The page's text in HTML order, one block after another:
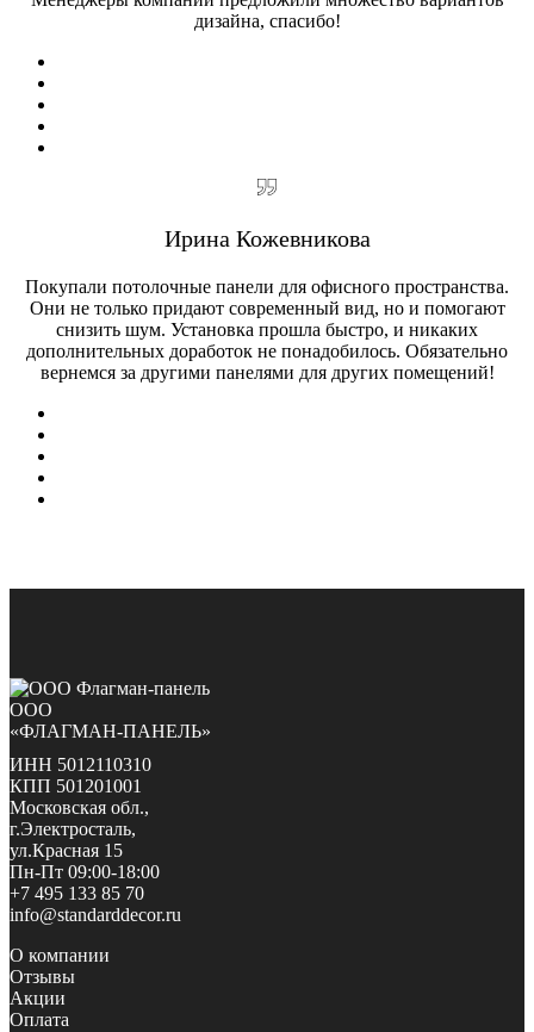
дизайна, спасибо!
Ирина Кожевникова
Покупали потолочные панели для офисного пространства.
Они не только придают современный вид, но и помогают
снизить шум. Установка прошла быстро, и никаких
дополнительных доработок не понадобилось. Обязательно
вернемся за другими панелями для других помещений!
ООО
«ФЛАГМАН-ПАНЕЛЬ»
ИНН 5012110310
КПП 501201001
Московская обл.,
г.Электросталь,
ул.Красная 15
Пн-Пт 09:00-18:00
+7 495 133 85 70
info@standarddecor.ru
О компании
Отзывы
Акции
Оплата